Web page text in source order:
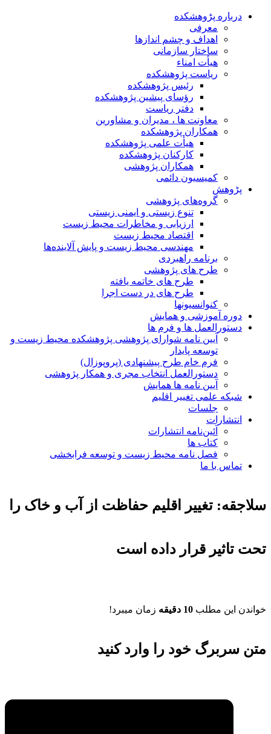
درباره پڑوهشکده
معرفی
اهداف و چشم اندازها
ساختار سازمانی
هیأت امناء
ریاست پژوهشکده
رئیس پژوهشکده
رؤسای پیشین پژوهشکده
دفتر ریاست
معاونت ها ، مدیران و مشاورین
همکاران پژوهشکده
هیأت علمی پژوهشکده
کارکنان پژوهشکده
همکاران پژوهشی
کمیسیون دائمی
پڑوهش
گروه‌های پژوهشی
تنوع زیستی و ایمنی زیستی
ارزیابی و مخاطرات محیط زیست
اقتصاد محیط زیست
مهندسی محیط زیست و پایش آلاینده‌ها
برنامه راهبردی
طرح های پژوهشی
طرح های خاتمه یافته
طرح های در دست اجرا
کنوانسیونها
دوره آموزشی و همایش
دستورالعمل ها و فرم ها
آیین نامه شوارای پژوهشی پژوهشکده محیط زیست و
توسعه پایدار
فرم خام طرح پیشنهادی (پروپوزال)
دستورالعمل انتخاب مجری و همکار پژوهشی
آیین نامه ها همایش
شبکه علمی تغییر اقلیم
جلسات
انتشارات
آئین‌نامه انتشارات
کتاب ها
فصل نامه محیط زیست و توسعه فرابخشی
تماس با ما
سلاجقه: تغییر اقلیم حفاظت از آب و خاک را
تحت تاثیر قرار داده است
خواندن این مطلب 10 دقیقه زمان میبرد!
متن سربرگ خود را وارد کنید